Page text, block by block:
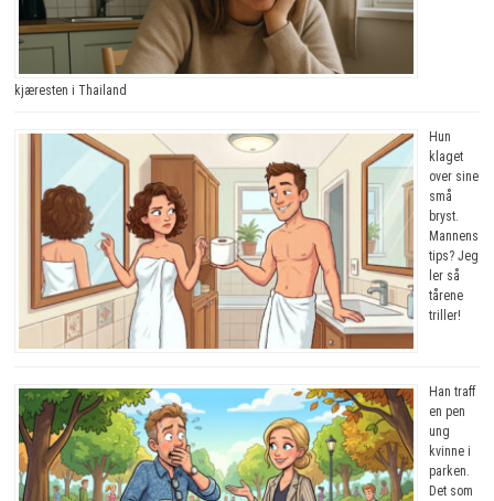
kjæresten i Thailand
Hun
klaget
over sine
små
bryst.
Mannens
tips? Jeg
ler så
tårene
triller!
Han traff
en pen
ung
kvinne i
parken.
Det som